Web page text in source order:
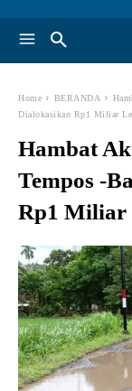
Home BERANDA
Dialokasikan Rp1 Miliar
Hambat
Tempos -
Rp1 Miliar